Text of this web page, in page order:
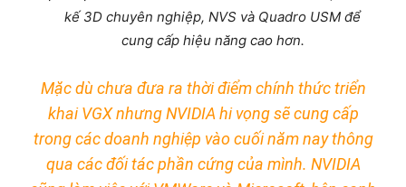
kế 3D chuyên nghiệp, NVS và Quadro USM để
cung cấp hiệu năng cao hơn.
Mặc dù chưa đưa ra thời điểm chính thức triển
khai VGX nhưng NVIDIA hi vọng sẽ cung cấp
trong các doanh nghiệp vào cuối năm nay thông
qua các đối tác phần cứng của mình. NVIDIA